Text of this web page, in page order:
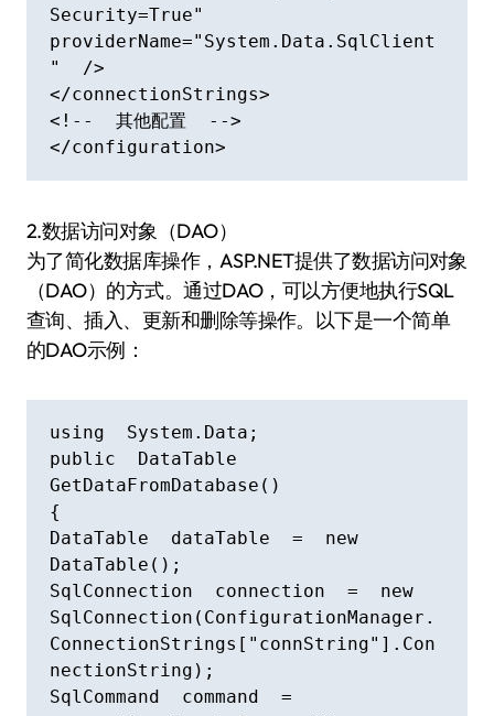
Security=True"
providerName="System.Data.SqlClient
"  />
</connectionStrings>
<!--  其他配置  -->
</configuration>
2.数据访问对象（DAO）
为了简化数据库操作，ASP.NET提供了数据访问对象
（DAO）的方式。通过DAO，可以方便地执行SQL
查询、插入、更新和删除等操作。以下是一个简单
的DAO示例：
using  System.Data;
public  DataTable
GetDataFromDatabase()
{
DataTable  dataTable  =  new
DataTable();
SqlConnection  connection  =  new
SqlConnection(ConfigurationManager.
ConnectionStrings["connString"].Con
nectionString);
SqlCommand  command  =